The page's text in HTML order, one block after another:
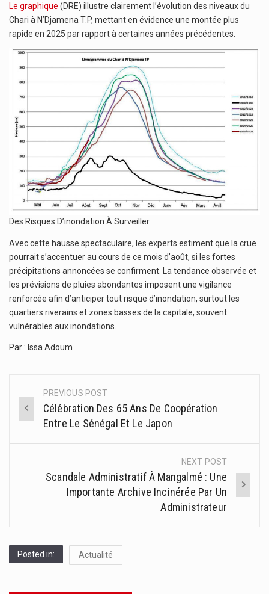
Le graphique (DRE) illustre clairement l’évolution des niveaux du
Chari à N’Djamena T.P, mettant en évidence une montée plus
rapide en 2025 par rapport à certaines années précédentes.
Des Risques D’inondation À Surveiller
Avec cette hausse spectaculaire, les experts estiment que la crue
pourrait s’accentuer au cours de ce mois d’août, si les fortes
précipitations annoncées se confirment. La tendance observée et
les prévisions de pluies abondantes imposent une vigilance
renforcée afin d’anticiper tout risque d’inondation, surtout les
quartiers riverains et zones basses de la capitale, souvent
vulnérables aux inondations.
Par : Issa Adoum
Post
navigation
PREVIOUS POST
Célébration Des 65 Ans De Coopération
Entre Le Sénégal Et Le Japon
NEXT POST
Scandale Administratif À Mangalmé : Une
Importante Archive Incinérée Par Un
Administrateur
Posted in: Actualité